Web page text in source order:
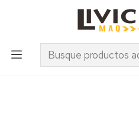
UTILIZA EL CUPÓN "INVIERNO10"
Categorías
Escobillón Dureza